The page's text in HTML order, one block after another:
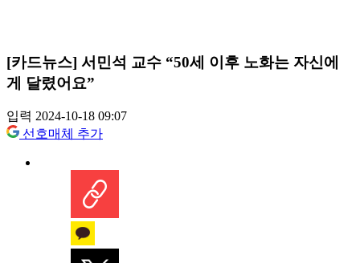
[카드뉴스] 서민석 교수 “50세 이후 노화는 자신에
게 달렸어요”
입력 2024-10-18 09:07
선호매체 추가